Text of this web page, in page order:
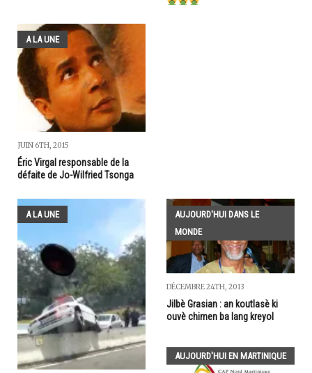
A LA UNE
JUIN 6TH, 2015
Éric Virgal responsable de la
défaite de Jo-Wilfried Tsonga
A LA UNE
AUJOURD'HUI DANS LE
MONDE
DÉCEMBRE 24TH, 2013
Jilbè Grasian : an koutlasè ki
ouvè chimen ba lang kreyol
AUJOURD'HUI EN MARTINIQUE